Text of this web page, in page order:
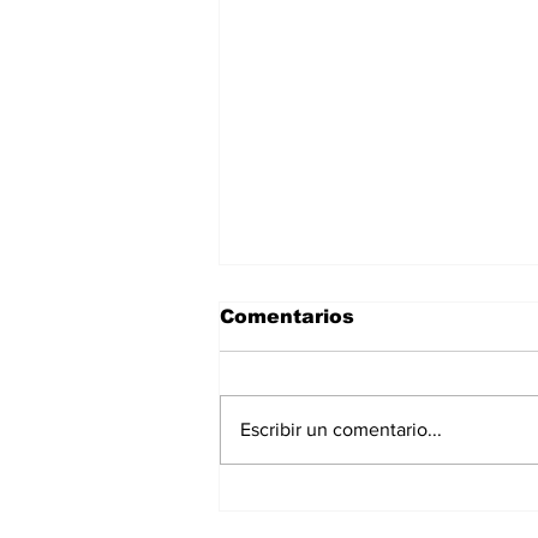
Comentarios
Escribir un comentario...